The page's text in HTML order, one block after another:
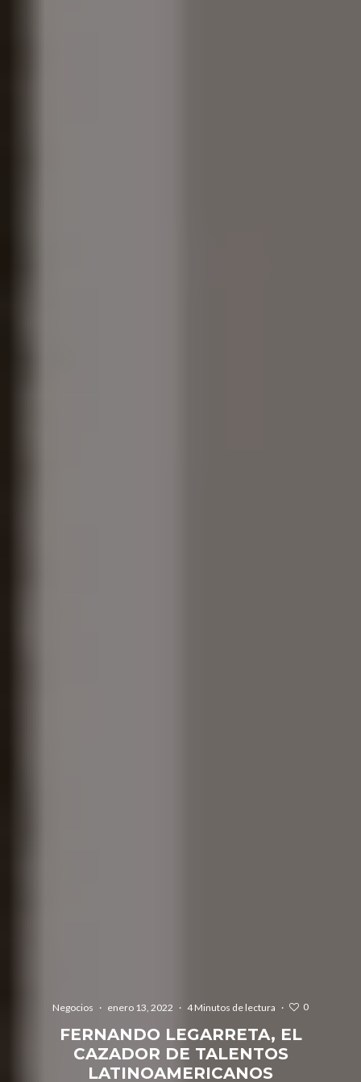
Negocios · enero 13, 2022 · 4 Minutos de lectura · 0
FERNANDO LEGARRETA, EL
CAZADOR DE TALENTOS
LATINOAMERICANOS